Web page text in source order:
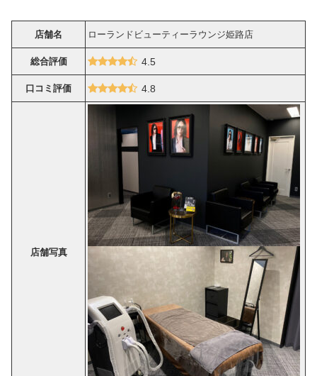
店舗名 ローランドビューティーラウンジ姫路店
総合評価 4.5
口コミ評価 4.8
店舗写真